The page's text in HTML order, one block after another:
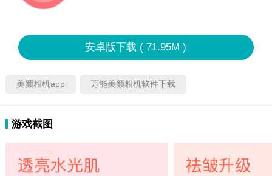
安卓版下载 ( 71.95M )
美颜相机app 万能美颜相机软件下载
游戏截图